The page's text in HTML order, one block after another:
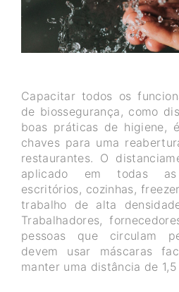
Capacitar todos os
de biossegurança, como
boas práticas de higiene,
chaves para uma
restaurantes. O
aplicado em todas as
escritórios, cozinhas,
trabalho de alta
Trabalhadores,
pessoas que circulam
devem usar máscaras
manter uma distância de